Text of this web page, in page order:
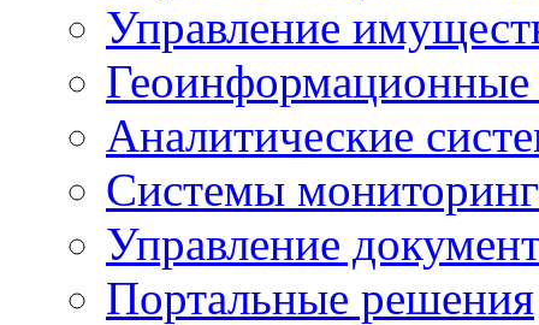
Управление
Аналитические
Системы
Управление
Портальные решения